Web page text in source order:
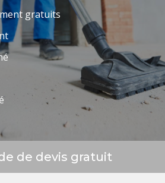
gratuits
de devis gratuit